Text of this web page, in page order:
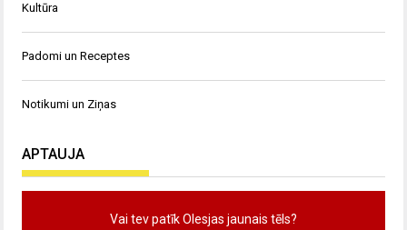
Kultūra
Padomi un Receptes
Notikumi un Ziņas
APTAUJA
Vai tev patīk Olesjas jaunais tēls?